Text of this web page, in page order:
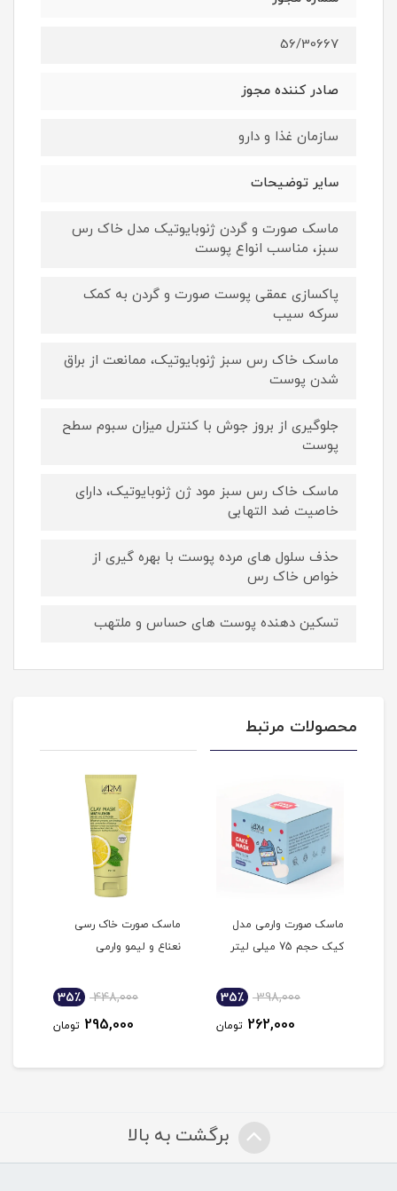
56/30667
صادر کننده مجوز
سازمان غذا و دارو
سایر توضیحات
ماسک صورت و گردن ژنوبایوتیک مدل خاک رس
سبز، مناسب انواع پوست
پاکسازی عمقی پوست صورت و گردن به کمک
سرکه سیب
ماسک خاک رس سبز ژنوبایوتیک، ممانعت از براق
شدن پوست
جلوگیری از بروز جوش با کنترل میزان سبوم سطح
پوست
ماسک خاک رس سبز مود ژن ژنوبایوتیک، دارای
خاصیت ضد التهابی
حذف سلول های مرده پوست با بهره گیری از
خواص خاک رس
تسکین دهنده پوست های حساس و ملتهب
محصولات مرتبط
ماسک صورت وارمی مدل
کیک حجم 75 میلی لیتر
398,000 35٪
262,000 تومان
ماسک صورت خاک رسی
نعناع و لیمو وارمی
448,000 35٪
295,000 تومان
برگشت به بالا